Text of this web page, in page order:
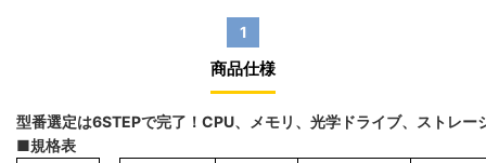
1
商品仕様
型番選定は6STEPで完了！CPU、メモリ、光学ドライブ、ストレ
■規格表